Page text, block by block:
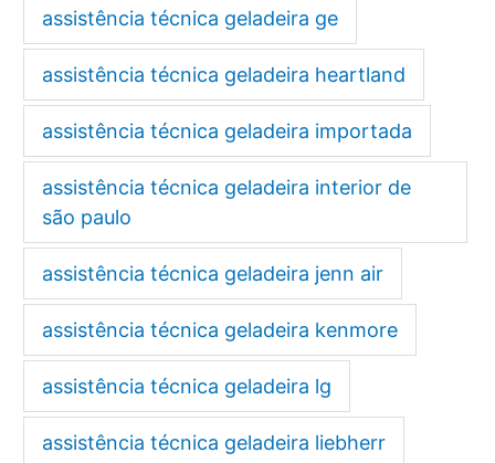
assistência técnica geladeira ge
assistência técnica geladeira heartland
assistência técnica geladeira importada
assistência técnica geladeira interior de
são paulo
assistência técnica geladeira jenn air
assistência técnica geladeira kenmore
assistência técnica geladeira lg
assistência técnica geladeira liebherr